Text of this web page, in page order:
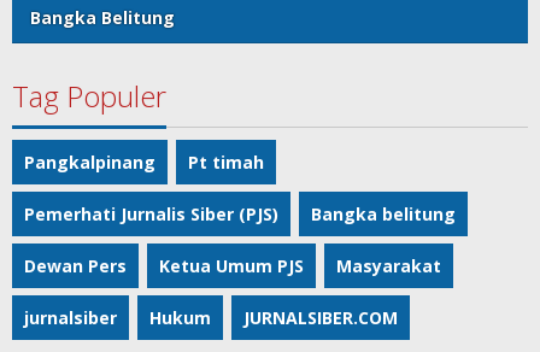
Bangka Belitung
Tag Populer
Pangkalpinang Pt timah
Pemerhati Jurnalis Siber (PJS) Bangka belitung
Dewan Pers Ketua Umum PJS Masyarakat
jurnalsiber Hukum JURNALSIBER.COM